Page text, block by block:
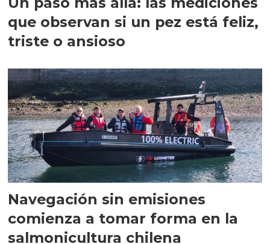
que observan si un pez está feliz,
triste o ansioso
Navegación sin emisiones
comienza a tomar forma en la
salmonicultura chilena